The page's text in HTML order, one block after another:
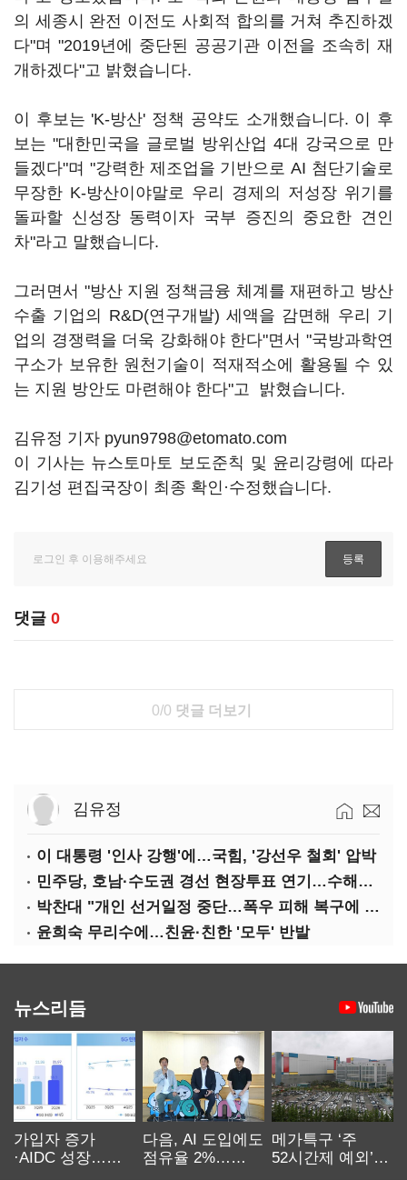
의 세종시 완전 이전도 사회적 합의를 거쳐 추진하겠
다"며 "2019년에 중단된 공공기관 이전을 조속히 재
개하겠다"고 밝혔습니다.
이 후보는 'K-방산' 정책 공약도 소개했습니다. 이 후
보는 "대한민국을 글로벌 방위산업 4대 강국으로 만
들겠다"며 "강력한 제조업을 기반으로 AI 첨단기술로
무장한 K-방산이야말로 우리 경제의 저성장 위기를
돌파할 신성장 동력이자 국부 증진의 중요한 견인
차"라고 말했습니다.
그러면서 "방산 지원 정책금융 체계를 재편하고 방산
수출 기업의 R&D(연구개발) 세액을 감면해 우리 기
업의 경쟁력을 더욱 강화해야 한다"면서 "국방과학연
구소가 보유한 원천기술이 적재적소에 활용될 수 있
는 지원 방안도 마련해야 한다"고 밝혔습니다.
김유정 기자 pyun9798@etomato.com
이 기사는 뉴스토마토 보도준칙 및 윤리강령에 따라
김기성 편집국장이 최종 확인·수정했습니다.
댓글 0
0/0 댓글 더보기
김유정
이 대통령 '인사 강행'에…국힘, '강선우 철회' 압박
민주당, 호남·수도권 경선 현장투표 연기…수해복구 집중
박찬대 "개인 선거일정 중단…폭우 피해 복구에 당력 집중해야"
윤희숙 무리수에…친윤·친한 '모두' 반발
뉴스리듬
가입자 증가
·AIDC 성장…
다음, AI 도입에도
점유율 2%…
메가특구 ‘주
52시간제 예외’